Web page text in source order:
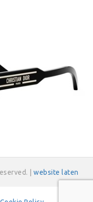
| website laten